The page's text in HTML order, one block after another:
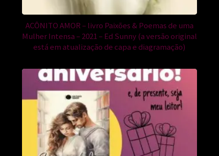
ACÔNITO AMOR – livro Paixões & Poemas de uma
Mulher Intensa – 2021 – Ed Sunny (a versão original
está em atualização de capa e diagramação)